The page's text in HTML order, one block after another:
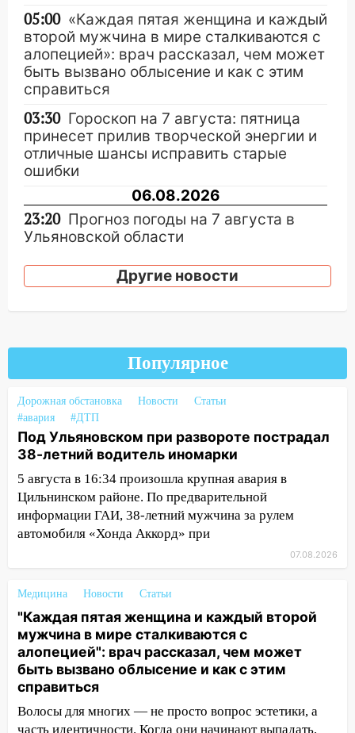
05:00 «Каждая пятая женщина и каждый
второй мужчина в мире сталкиваются с
алопецией»: врач рассказал, чем может
быть вызвано облысение и как с этим
справиться
03:30 Гороскоп на 7 августа: пятница
принесет прилив творческой энергии и
отличные шансы исправить старые
ошибки
06.08.2026
23:20 Прогноз погоды на 7 августа в
Ульяновской области
20:04 Ульяновцев приглашают на забег,
посвящённый Дню воздушного флота
руководителя частной компании
наказали за сокрытие прошлого своего
сотрудник
18:02
В Ульяновск едут звезды
баскетбола!
17:08 Ульяновский областной суд
оставил в силе приговор руководству
«УльяновскФармации» за махинации на
3,2 млн рублей
16:09 Ветераны легкой атлетики из
16:02
более 28% площадей зерновых и
зернобобовых культур
15:51 Бросила кирпич в жену брата: в
Ульяновской области завели дело на
агрессивную женщину
Другие новости
Популярное
Дорожная обстановка Новости
Статьи
#авария
#ДТП
Под Ульяновском при развороте пострадал
38-летний водитель иномарки
5 августа в 16:34 произошла крупная авария в
Цильнинском районе. По предварительной
информации ГАИ, 38-летний мужчина за рулем
автомобиля «Хонда Аккорд» при
07.08.2026
Медицина Новости Статьи
"Каждая пятая женщина и каждый второй
мужчина в мире сталкиваются с
алопецией": врач рассказал, чем может
быть вызвано облысение и как с этим
справиться
Волосы для многих — не просто вопрос эстетики, а
часть идентичности. Когда они начинают выпадать,